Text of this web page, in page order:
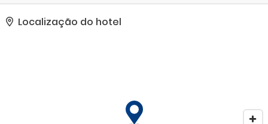
excursões/ingressos.. As comodidades presentes incluem serviço
de lavanderia e lavagem a seco, armazenamento para bagagem e
lavanderia. Há serviço de traslado de/para o aeroporto
Localização do hotel